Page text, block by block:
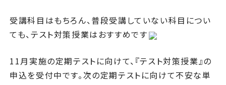
受講科目はもちろん、普段受講していない科目につい
ても、テスト対策授業はおすすめです
11月実施の定期テストに向けて、『テスト対策授業』の
申込を受付中です。次の定期テストに向けて不安な単